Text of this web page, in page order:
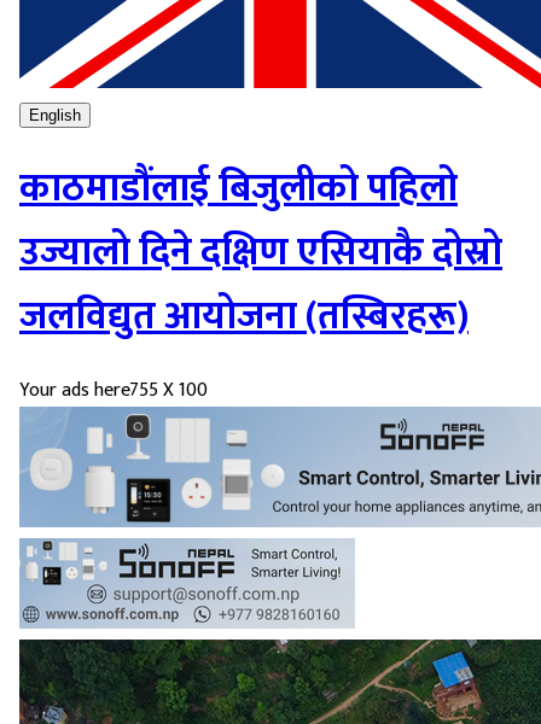
English
काठमाडौंलाई बिजुलीको पहिलो
उज्यालो दिने दक्षिण एसियाकै दोस्रो
जलविद्युत आयोजना (तस्बिरहरू)
Your ads here755 X 100